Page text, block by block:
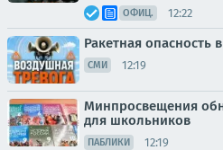
ОФИЦ. 12:22
Ракетная опасность
СМИ 12:19
Минпросвещения
для школьников
ПАБЛИКИ 12:19